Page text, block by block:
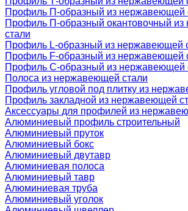
Профиль П-образный из нержавеющей
Профиль П-образный окантовочный
стали
Профиль L-образный из нержавеющей
Профиль F-образный из нержавеющей
Профиль C-образный из нержавеющей
Полоса из нержавеющей стали
Профиль угловой под плитку из
Профиль закладной из нержавеющей
Аксессуары для профилей из
Алюминиевый профиль строительный
Алюминиевый пруток
Алюминиевый бокс
Алюминиевый двутавр
Алюминиевая полоса
Алюминиевый тавр
Алюминиевая труба
Алюминиевый уголок